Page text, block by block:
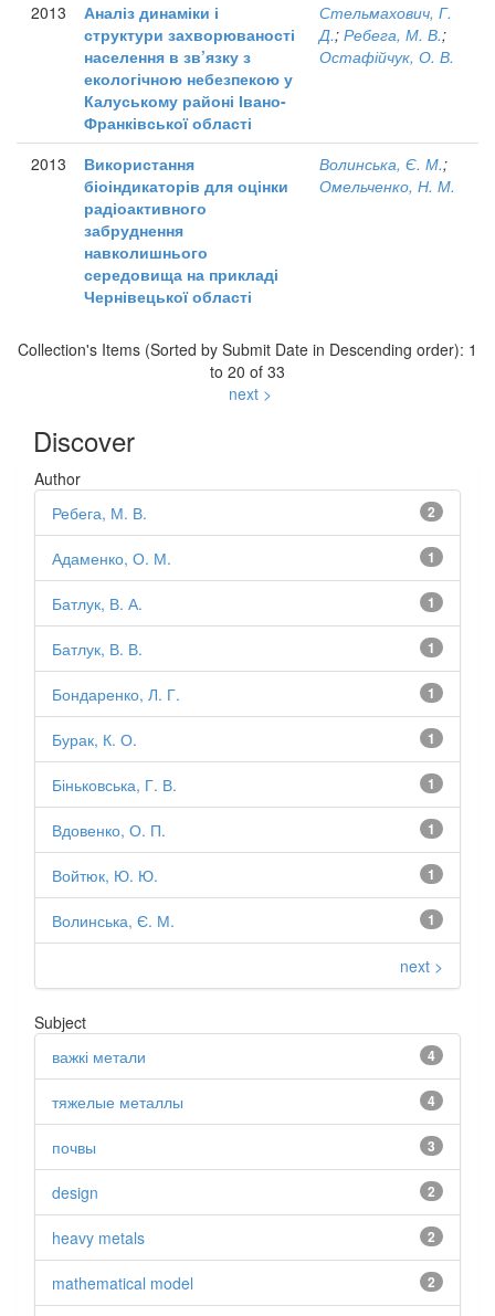
2013
Аналіз динаміки і
структури захворюваності
населення в зв’язку з
екологічною небезпекою у
Калуському районі Івано-
Франківської області
Стельмахович, Г.
Д.; Ребега, М. В.;
Остафійчук, О. В.
2013
Використання
біоіндикаторів для оцінки
радіоактивного
забруднення
навколишнього
середовища на прикладі
Чернівецької області
Волинська, Є. М.;
Омельченко, Н. М.
Collection's Items (Sorted by Submit Date in Descending order): 1
to 20 of 33
next >
Discover
Author
2
Ребега, М. В.
1
Адаменко, О. М.
1
Батлук, В. А.
1
Батлук, В. В.
1
Бондаренко, Л. Г.
1
Бурак, К. О.
1
Біньковська, Г. В.
1
Вдовенко, О. П.
1
Войтюк, Ю. Ю.
1
Волинська, Є. М.
next >
Subject
4
важкі метали
4
тяжелые металлы
3
почвы
2
design
2
heavy metals
2
mathematical model